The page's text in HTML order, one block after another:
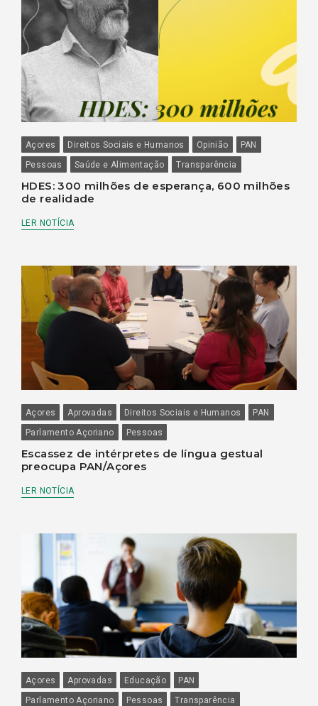
Açores Direitos Sociais e Humanos Opinião
PAN
Pessoas
Saúde e Alimentação Transparência
HDES: 300 milhões de esperança, 600 milhões
de realidade
LER NOTÍCIA
Açores Aprovadas Direitos Sociais e Humanos
PAN
Parlamento Açoriano
Pessoas
Escassez de intérpretes de língua gestual
preocupa PAN/Açores
LER NOTÍCIA
Açores Aprovadas Educação
PAN
Parlamento Açoriano
Pessoas Transparência